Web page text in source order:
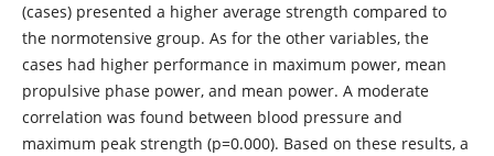
(cases) presented a higher average strength compared to
the normotensive group. As for the other variables, the
cases had higher performance in maximum power, mean
propulsive phase power, and mean power. A moderate
correlation was found between blood pressure and
maximum peak strength (p=0.000). Based on these results, a